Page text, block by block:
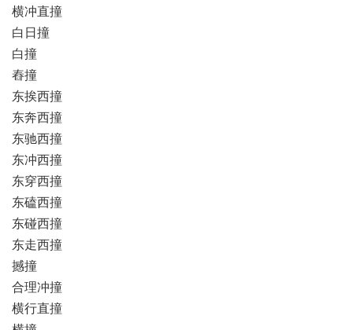
横冲直撞
白日撞
白撞
舂撞
东挨西撞
东奔西撞
东驰西撞
东冲西撞
东穿西撞
东磕西撞
东碰西撞
东走西撞
撼撞
合理冲撞
横行直撞